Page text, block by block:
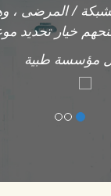
/ المرضى ،
خيار تحديد
مؤسسة طبية